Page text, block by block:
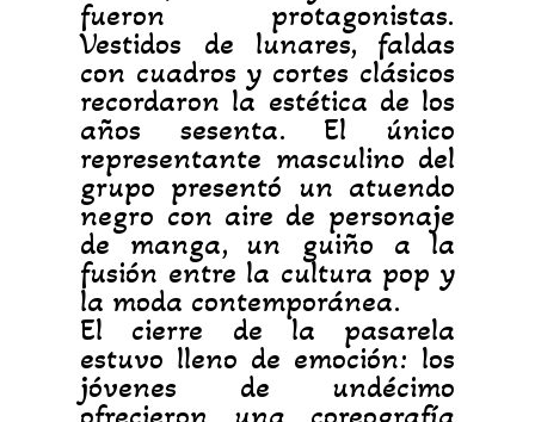
fueron protagonistas.
Vestidos de lunares, faldas
con cuadros y cortes clásicos
recordaron la estética de los
años sesenta. El único
representante masculino del
grupo presentó un atuendo
negro con aire de personaje
de manga, un guiño a la
fusión entre la cultura pop y
la moda contemporánea.
El cierre de la pasarela
estuvo lleno de emoción: los
jóvenes de undécimo